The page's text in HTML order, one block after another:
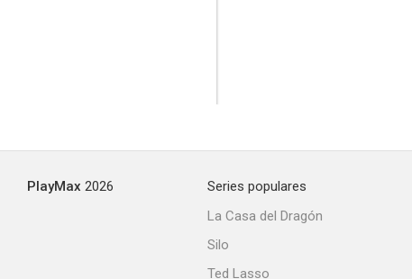
PlayMax 2026
Series populares
La Casa del Dragón
Silo
Ted Lasso